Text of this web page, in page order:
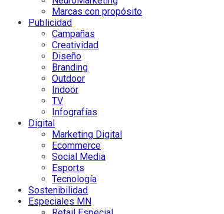
Marcas con propósito
Publicidad
Campañas
Creatividad
Diseño
Branding
Outdoor
Indoor
TV
Infografías
Digital
Marketing Digital
Ecommerce
Social Media
Esports
Tecnología
Sostenibilidad
Especiales MN